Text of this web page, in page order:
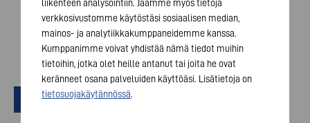
requirements. The transmission of your data will occur
only if you check the box. Your consent can be
withdrawn at any time.*
Send
liikenteen analysointiin. Jaamme myös tietoja
verkkosivustomme käytöstäsi sosiaalisen median,
mainos- ja analytiikkakumppaneidemme kanssa.
Kumppanimme voivat yhdistää nämä tiedot muihin
tietoihin, jotka olet heille antanut tai joita he ovat
keränneet osana palveluiden käyttöäsi. Lisätietoja on
tietosuojakäytännössä.